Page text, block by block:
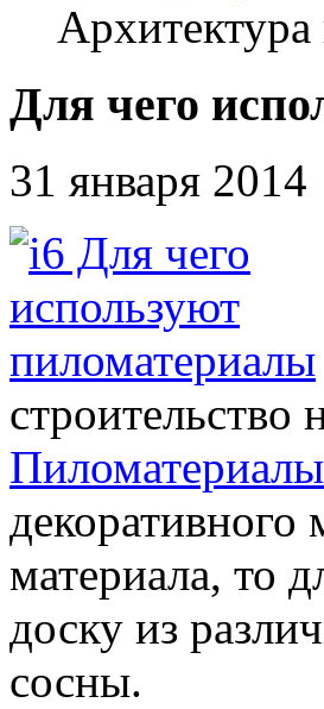
Для чего
31 января 2014
строительство
Пиломатериалы
декоративного
материала, то
доску из
сосны.